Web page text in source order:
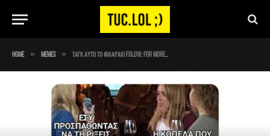
Home » Memes » Ταγκ αυτο το φιλαρακι FOLOW: for more…